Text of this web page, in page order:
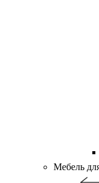
Мебель